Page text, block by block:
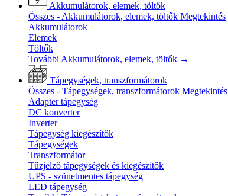
Akkumulátorok, elemek, töltők
Összes - Akkumulátorok, elemek, töltők Megtekintés
Akkumulátorok
Elemek
Töltők
További Akkumulátorok, elemek, töltők →
Tápegységek, transzformátorok
Összes - Tápegységek, transzformátorok Megtekintés
Adapter tápegység
DC konverter
Inverter
Tápegység kiegészítők
Tápegységek
Transzformátor
Tűzjelző tápegységek és kiegészítők
UPS - szünetmentes tápegység
LED tápegység